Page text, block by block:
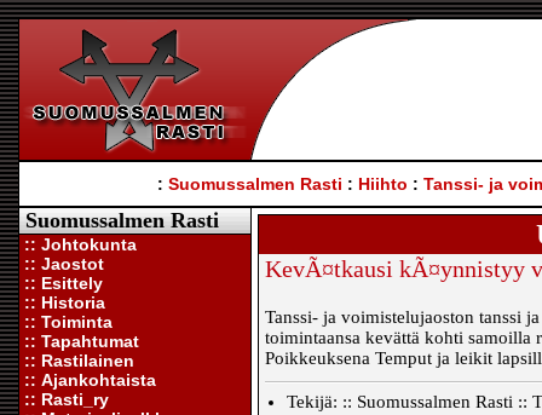
: Suomussalmen Rasti : Hiihto : Tanssi- ja
Suomussalmen Rasti
:: Johtokunta
:: Jaostot
:: Esittely
:: Historia
:: Toiminta
:: Tapahtumat
:: Rastilainen
:: Ajankohtaista
:: Rasti_ry
KevÃ¤tkausi kÃ¤ynnistyy
Tanssi- ja voimistelujaoston tanssi
toimintaansa kevättä kohti
Poikkeuksena Temput ja leikit
Tekijä: :: Suomussalmen Rasti ::